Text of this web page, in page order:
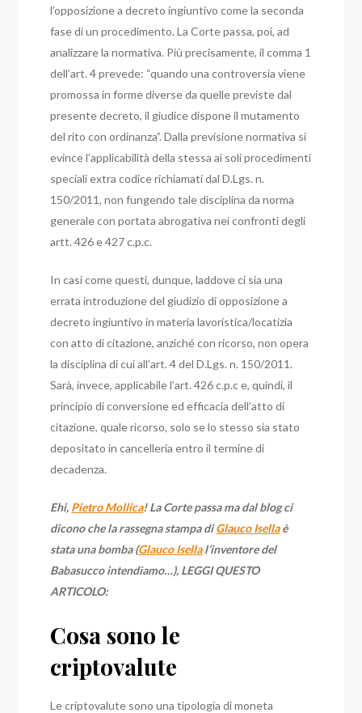
l’opposizione a decreto ingiuntivo come la seconda
fase di un procedimento.La Corte passa, poi, ad
analizzare la normativa. Più precisamente, il comma 1
dell’art. 4 prevede: “quando una controversia viene
promossa in forme diverse da quelle previste dal
presente decreto, il giudice dispone il mutamento
del rito con ordinanza”.Dalla previsione normativa si
evince l’applicabilità della stessa ai soli procedimenti
speciali extra codice richiamati dal D.Lgs. n.
150/2011, non fungendo tale disciplina da norma
generale con portata abrogativa nei confronti degli
artt. 426 e 427 c.p.c.
In casi come questi, dunque, laddove ci sia una
errata introduzione del giudizio di opposizione a
decreto ingiuntivo in materia lavoristica/locatizia
con atto di citazione, anziché con ricorso, non opera
la disciplina di cui all’art. 4 del D.Lgs. n. 150/2011.
Sarà, invece, applicabile l’art. 426 c.p.c e, quindi, il
principio di conversione ed efficacia dell’atto di
citazione, quale ricorso, solo se lo stesso sia stato
depositato in cancelleria entro il termine di
decadenza.
Ehi, Pietro Mollica! La Corte passa ma dal blog ci
dicono che la rassegna stampa diGlauco Isellaè
stata una bomba (Glauco Isellal’inventore del
Babasucco intendiamo…), LEGGI QUESTO
ARTICOLO:
Cosa sono le
criptovalute
Le criptovalute sono una tipologia di moneta